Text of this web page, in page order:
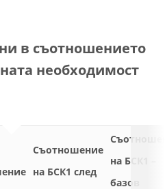
в съотношението
необходимост
Съотношение
на БСК1 след
на БСК1 –
базов